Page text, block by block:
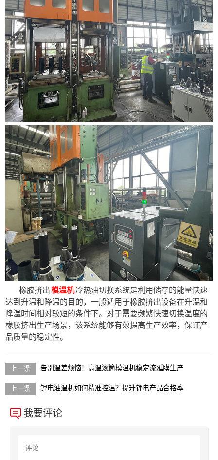
橡胶挤出模温机冷热油切换系统是利用储存的能量快速
达到升温和降温的目的，一般适用于橡胶挤出设备在升温和
降温时间相对较短的条件下。对于需要频繁快速切换温度的
橡胶挤出生产场景，该系统能够有效提高生产效率，保证产
品质量的稳定性。
告别温差烦恼！高温滚筒模温机稳定流延膜生产
锂电油温机如何精准控温？提升锂电产品合格率
我要评论